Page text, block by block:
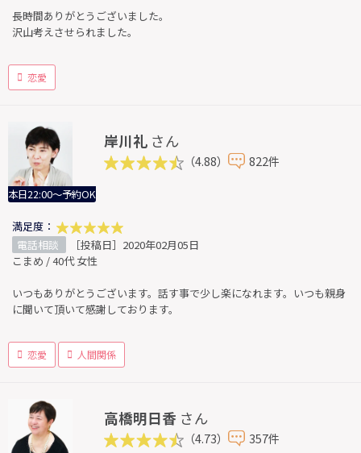
長時間ありがとうございました。
沢山考えさせられました。
恋愛
本日22:00～予約OK
岸川礼 さん
（4.88） 822件
満足度：
電話相談
［投稿日］2020年02月05日
こまめ / 40代 女性
いつもありがとうございます。話す事で少し楽になれます。いつも親身
に聞いて頂いて感謝しております。
恋愛 人間関係
高橋明日香 さん
（4.73） 357件